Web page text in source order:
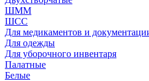
ШММ
ШСС
Для медикаментов и
Для одежды
Для уборочного инвентаря
Палатные
Белые